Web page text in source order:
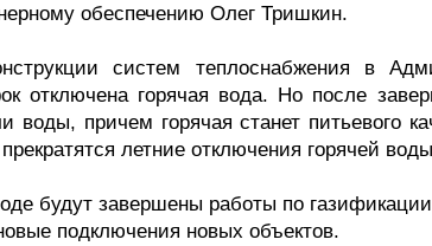
обеспечению Олег Тришкин.
систем теплоснабжения в
отключена горячая вода. Но после
воды, причем горячая станет питьевого
летние отключения горячей
будут завершены работы по
подключения новых объектов.